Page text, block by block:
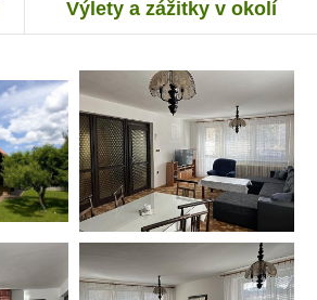
Výlety a zážitky v okolí